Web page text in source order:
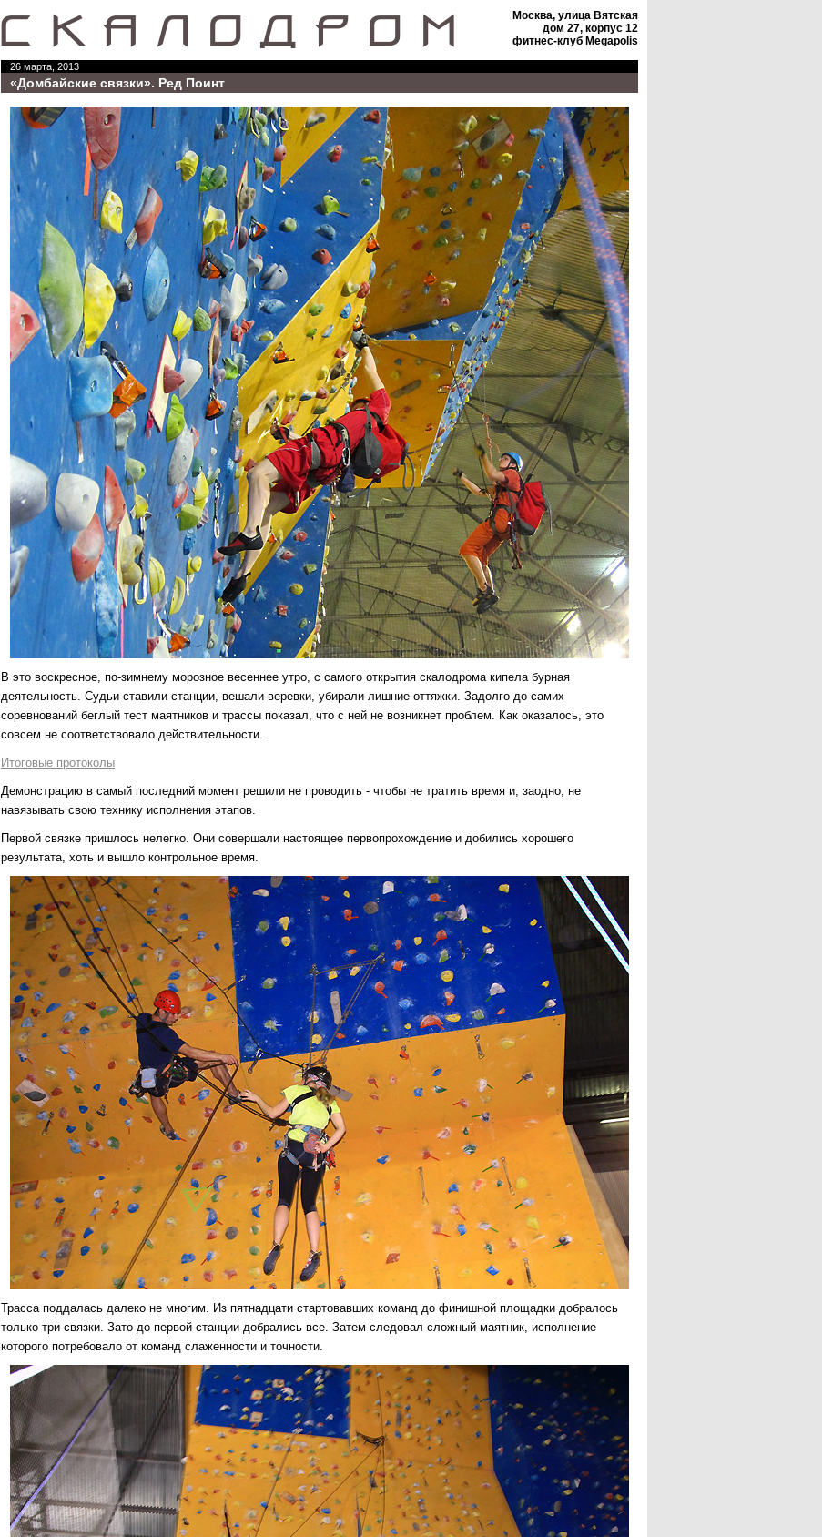
Москва, улица Вятская
дом 27, корпус 12
фитнес-клуб Megapolis
26 марта, 2013
«Домбайские связки». Ред Поинт
В это воскресное, по-зимнему морозное весеннее утро, с самого открытия скалодрома кипела бурная
деятельность. Судьи ставили станции, вешали веревки, убирали лишние оттяжки. Задолго до самих
соревнований беглый тест маятников и трассы показал, что с ней не возникнет проблем. Как оказалось, это
совсем не соответствовало действительности.
Итоговые протоколы
Демонстрацию в самый последний момент решили не проводить - чтобы не тратить время и, заодно, не
навязывать свою технику исполнения этапов.
Первой связке пришлось нелегко. Они совершали настоящее первопрохождение и добились хорошего
результата, хоть и вышло контрольное время.
Трасса поддалась далеко не многим. Из пятнадцати стартовавших команд до финишной площадки добралось
только три связки. Зато до первой станции добрались все. Затем следовал сложный маятник, исполнение
которого потребовало от команд слаженности и точности.